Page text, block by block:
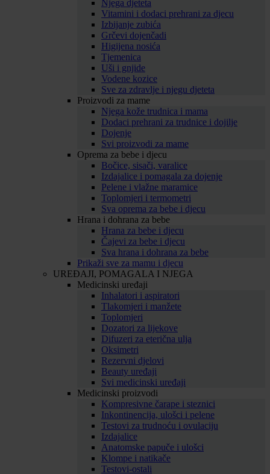
Njega djeteta
Vitamini i dodaci prehrani za djecu
Izbijanje zubića
Grčevi dojenčadi
Higijena nosića
Tjemenica
Uši i gnjide
Vodene kozice
Sve za zdravlje i njegu djeteta
Proizvodi za mame
Njega kože trudnica i mama
Dodaci prehrani za trudnice i dojilje
Dojenje
Svi proizvodi za mame
Oprema za bebe i djecu
Bočice, sisači, varalice
Izdajalice i pomagala za dojenje
Pelene i vlažne maramice
Toplomjeri i termometri
Sva oprema za bebe i djecu
Hrana i dohrana za bebe
Hrana za bebe i djecu
Čajevi za bebe i djecu
Sva hrana i dohrana za bebe
Prikaži sve za mamu i djecu
UREĐAJI, POMAGALA I NJEGA
Medicinski uređaji
Inhalatori i aspiratori
Tlakomjeri i manžete
Toplomjeri
Dozatori za lijekove
Difuzeri za eterična ulja
Oksimetri
Rezervni djelovi
Beauty uređaji
Svi medicinski uređaji
Medicinski proizvodi
Kompresivne čarape i steznici
Inkontinencija, ulošci i pelene
Testovi za trudnoću i ovulaciju
Izdajalice
Anatomske papuče i ulošci
Klompe i natikače
Testovi-ostali